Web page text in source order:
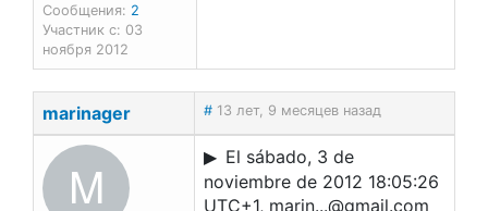
Сообщения: 2
Участник с: 03
ноября 2012
marinager # 13 лет, 9 месяцев назад
M
El sábado, 3 de
noviembre de 2012 18:05:26
UTC+1, marin...@gmail.com